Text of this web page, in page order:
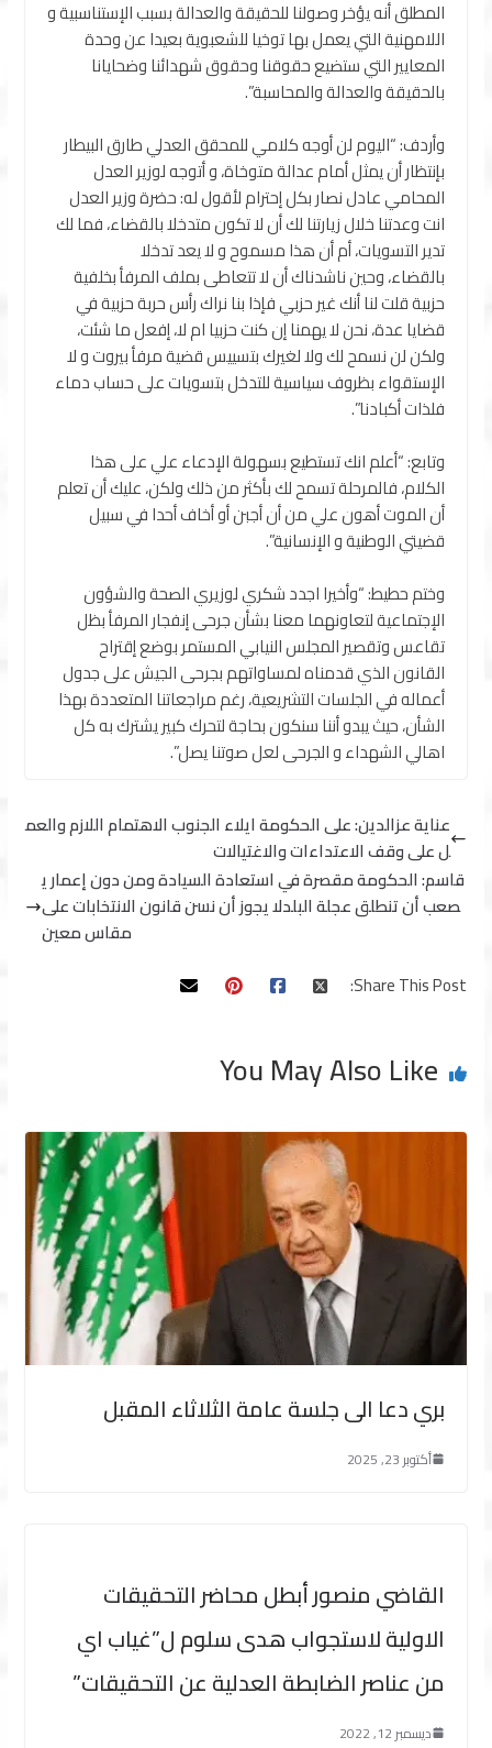
المطلق أنه يؤخر وصولنا للحقيقة والعدالة بسبب الإستناسبية و
اللامهنية التي يعمل بها توخيا للشعبوية بعيدا عن وحدة
المعايير التي ستضيع حقوقنا وحقوق شهدائنا وضحايانا
بالحقيقة والعدالة والمحاسبة”.
وأردف: “اليوم لن أوجه كلامي للمحقق العدلي طارق البيطار
بإنتظار أن يمثل أمام عدالة متوخاة، و أتوجه لوزير العدل
المحامي عادل نصار بكل إحترام لأقول له: حضرة وزير العدل
انت وعدتنا خلال زيارتنا لك أن لا تكون متدخلا بالقضاء، فما لك
تدير التسويات، أم أن هذا مسموح و لا يعد تدخلا
بالقضاء، وحين ناشدناك أن لا تتعاطى بملف المرفأ بخلفية
حزبية قلت لنا أنك غير حزبي فإذا بنا نراك رأس حربة حزبية في
قضايا عدة، نحن لا يهمنا إن كنت حزبيا ام لا، إفعل ما شئت،
ولكن لن نسمح لك ولا لغيرك بتسييس قضية مرفأ بيروت و لا
الإستقواء بظروف سياسية للتدخل بتسويات على حساب دماء
فلذات أكبادنا”.
وتابع: “أعلم انك تستطيع بسهولة الإدعاء علي على هذا
الكلام، فالمرحلة تسمح لك بأكثر من ذلك ولكن، عليك أن تعلم
أن الموت أهون علي من أن أجبن أو أخاف أحدا في سبيل
قضيتي الوطنية و الإنسانية”.
وختم حطيط: “وأخيرا اجدد شكري لوزيري الصحة والشؤون
الإجتماعية لتعاونهما معنا بشأن جرحى إنفجار المرفأ بظل
تقاعس وتقصير المجلس النيابي المستمر بوضع إقتراح
القانون الذي قدمناه لمساواتهم بجرحى الجيش على جدول
أعماله في الجلسات التشريعية، رغم مراجعاتنا المتعددة بهذا
الشأن، حيث يبدو أننا سنكون بحاجة لتحرك كبير يشترك به كل
اهالي الشهداء و الجرحى لعل صوتنا يصل”.
عناية عزالدين: على الحكومة ايلاء الجنوب الاهتمام اللازم والعم
ل على وقف الاعتداءات والاغتيالات
قاسم: الحكومة مقصرة في استعادة السيادة ومن دون إعمار ي
صعب أن تنطلق عجلة البلدلا يجوز أن نسن قانون الانتخابات على
مقاس معين
Share This Post:
You May Also Like
بري دعا الى جلسة عامة الثلاثاء المقبل
أكتوبر 23, 2025
القاضي منصور أبطل محاضر التحقيقات
الاولية لاستجواب هدى سلوم ل”غياب اي
من عناصر الضابطة العدلية عن التحقيقات”
ديسمبر 12, 2022